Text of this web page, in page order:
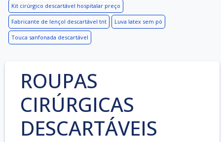
Kit cirúrgico descartável hospitalar preço
Fabricante de lençol descartável tnt Luva latex sem pó
Touca sanfonada descartável
ROUPAS
CIRÚRGICAS
DESCARTÁVEIS